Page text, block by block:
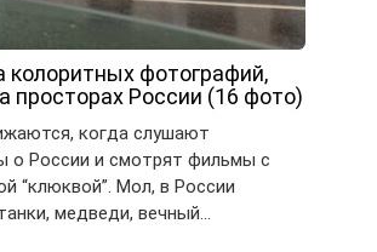
колоритных фотографий,
просторах России (16 фото)
когда слушают
о России и смотрят фильмы с
“клюквой”. Мол, в России
медведи, вечный…